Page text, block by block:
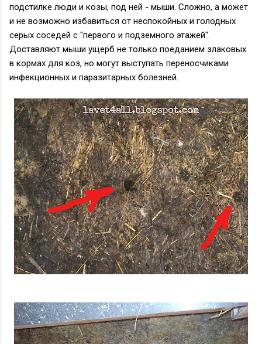
подстилке люди и козы, под ней - мыши. Сложно, а может
и не возможно избавиться от неспокойных и голодных
серых соседей с "первого и подземного этажей".
Доставляют мыши ущерб не только поеданием злаковых
в кормах для коз, но могут выступать переносчиками
инфекционных и паразитарных болезней.